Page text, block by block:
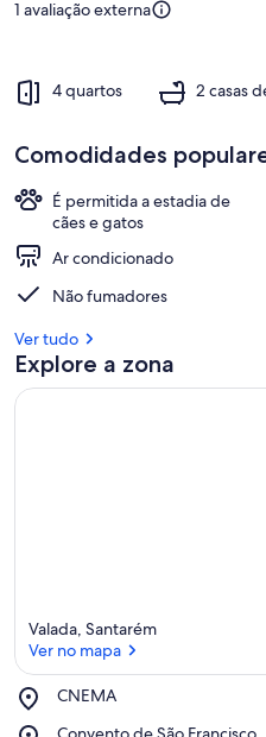
1 avaliação externa
4 quartos 2 casas
Comodidades
É permitida a estadia de
cães e gatos
Ar condicionado
Não fumadores
Ver tudo
Explore a zona
Valada, Santarém
Ver no mapa
CNEMA
Place,
Place,